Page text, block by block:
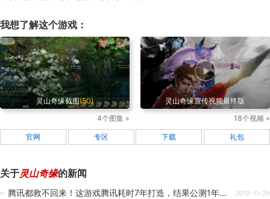
我想了解这个游戏：
灵山奇缘截图(50)
4个图集 »
灵山奇缘宣传视频最终版
18个视频 »
官网 专区 下载 礼包
关于灵山奇缘的新闻
腾讯都救不回来！这游戏腾讯耗时7年打造，结果公测1年就凉凉！ 2019-11-29